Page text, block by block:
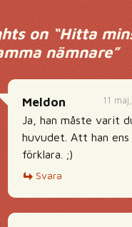
on “Hitta
nämnare”
11
Meldon
Ja, han måste varit
huvudet. Att han
förklara. ;)
Svara